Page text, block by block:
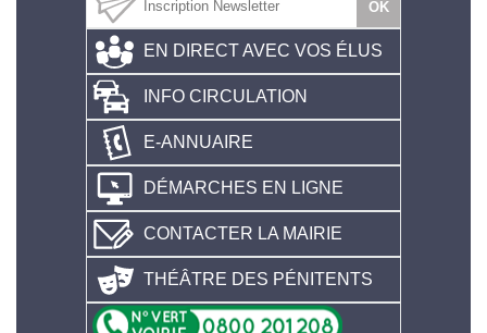
EN DIRECT AVEC VOS ÉLUS
INFO CIRCULATION
E-ANNUAIRE
DÉMARCHES EN LIGNE
CONTACTER LA MAIRIE
THÉÂTRE DES PÉNITENTS